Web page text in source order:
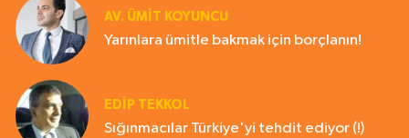
AV. ÜMIT KOYUNCU
Yarınlara ümitle bakmak için borçlanın!
EDIP TEKKOL
Sığınmacılar Türkiye'yi tehdit ediyor (!)